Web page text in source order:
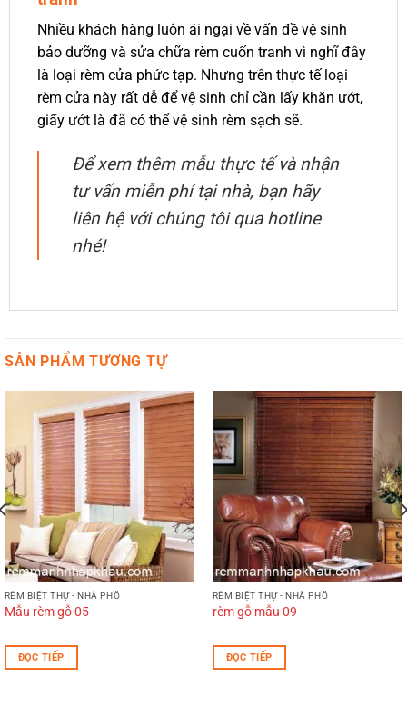
Nhiều khách hàng luôn ái ngại về vấn đề vệ sinh
bảo dưỡng và sửa chữa rèm cuốn tranh vì nghĩ đây
là loại rèm cửa phức tạp. Nhưng trên thực tế loại
rèm cửa này rất dễ để vệ sinh chỉ cần lấy khăn ướt,
giấy ướt là đã có thể vệ sinh rèm sạch sẽ.
Để xem thêm mẫu thực tế và nhận
tư vấn miễn phí tại nhà, bạn hãy
liên hệ với chúng tôi qua hotline
nhé!
SẢN PHẨM TƯƠNG TỰ
RÈM BIỆT THỰ - NHÀ PHỐ
Mẫu rèm gỗ 05
ĐỌC TIẾP
RÈM BIỆT THỰ - NHÀ PHỐ
rèm gỗ mẫu 09
ĐỌC TIẾP